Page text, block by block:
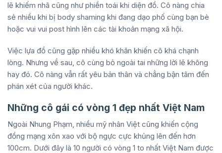
lẽ khiếm nhã cũng như phiền toái khi diện đồ. Cô nàng chia
sẻ nhiều khi bị body shaming khi đang dạo phố cùng bạn bè
hoặc vui vui post hình lên các tài khoản mạng xã hội.
Việc lựa đồ cũng gặp nhiều khó khăn khiến cô khá chạnh
lòng. Nhưng về sau, cô cùng bỏ ngoài tai những lời lẽ không
hay đó. Cô nàng vẫn rất yêu bản thân và chẳng bận tâm đến
phán xét của người khác.
Những cô gái có vòng 1 đẹp nhất Việt Nam
Ngoài Nhung Phạm, nhiều mỹ nhân Việt cũng khiến cộng
đồng mạng xôn xao với bộ ngực cực khủng lên đến hơn
100cm. Dưới đây là 10 người có vòng 1 to nhất Việt Nam được